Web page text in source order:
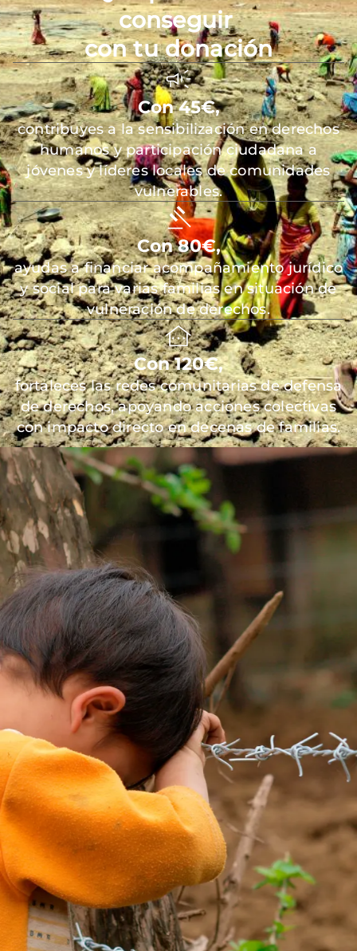
conseguir
con tu donación
Con 45€,
contribuyes a la sensibilización en derechos
humanos y participación ciudadana a
jóvenes y líderes locales de comunidades
vulnerables.
Con 80€,
ayudas a financiar acompañamiento jurídico
y social para varias familias en situación de
vulneración de derechos.
Con 120€,
fortaleces las redes comunitarias de defensa
de derechos, apoyando acciones colectivas
con impacto directo en decenas de familias.